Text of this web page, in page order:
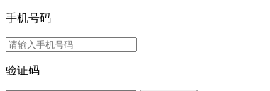
手机号码
验证码